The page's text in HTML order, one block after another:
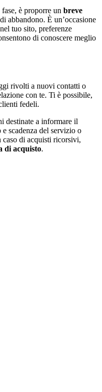
è proporre un breve
abbandono. È un’occasione
tuo sito, preferenze
di conoscere meglio
rivolti a nuovi contatti o
con te. Ti è possibile,
fedeli.
destinate a informare il
scadenza del servizio o
di acquisti ricorsivi,
di acquisto.